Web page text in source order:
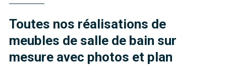
Toutes nos réalisations de
meubles de salle de bain sur
mesure avec photos et plan